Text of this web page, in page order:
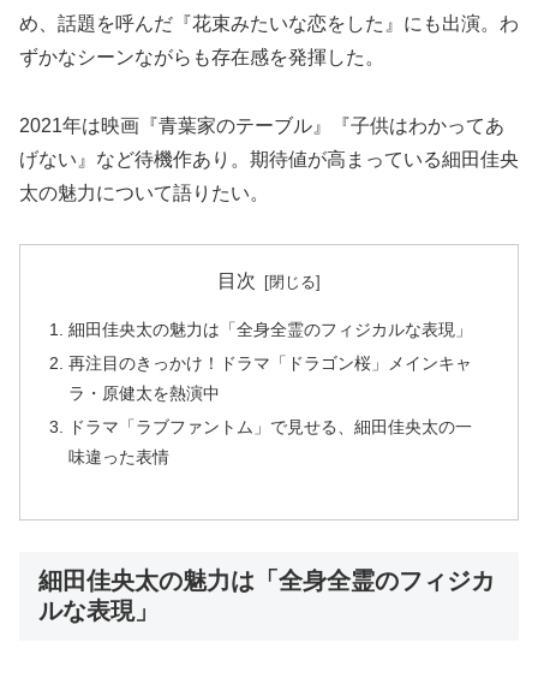
め、話題を呼んだ『花束みたいな恋をした』にも出演。わ
ずかなシーンながらも存在感を発揮した。
2021年は映画『青葉家のテーブル』『子供はわかってあ
げない』など待機作あり。期待値が高まっている細田佳央
太の魅力について語りたい。
目次
細田佳央太の魅力は「全身全霊のフィジカルな表現」
再注目のきっかけ！ドラマ「ドラゴン桜」メインキャ
ラ・原健太を熱演中
ドラマ「ラブファントム」で見せる、細田佳央太の一
味違った表情
細田佳央太の魅力は「全身全霊のフィジカ
ルな表現」